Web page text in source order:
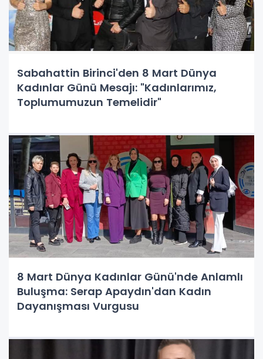
Sabahattin Birinci'den 8 Mart Dünya
Kadınlar Günü Mesajı: "Kadınlarımız,
Toplumumuzun Temelidir"
8 Mart Dünya Kadınlar Günü'nde Anlamlı
Buluşma: Serap Apaydın'dan Kadın
Dayanışması Vurgusu